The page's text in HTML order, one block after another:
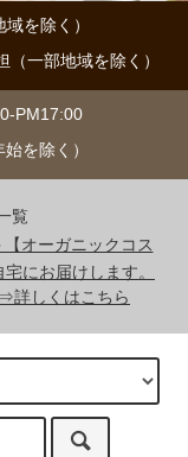
を除く）
一部地域を除く）
PM17:00
を除く）
覧
オーガニックコス
にお届けします。
詳しくはこちら